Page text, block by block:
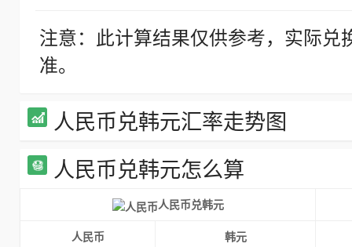
注意：此计算结果仅供参考，实际
准。
人民币兑韩元汇率走势图
人民币兑韩元怎么算
人民币兑韩元
人民币
韩元